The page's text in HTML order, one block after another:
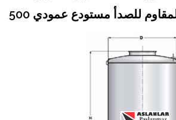
المقاوم للصدأ مستودع عمودي